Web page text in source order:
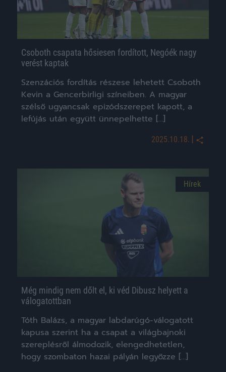
Csoboth csapata hősiesen fordított, Negóék nagy
verést kaptak
Szenzációs fordítás részese lehetett Csoboth
Kevin a Gencerbirligi színeiben. A magyar
szélső ugyancsak epizódszerepet kapott, a
lefújás után együtt ünnepelhette […]
2025.10.18. |
Hírek
Még mindig nem dőlt el, ki véd Dibusz helyett a
válogatottban
Tóth Balázs, a magyar labdarúgó-válogatott
kapusa szerint ha a csapat a világbajnoki
szereplésről álmodozik, elengedhetetlen,
hogy szombaton hazai pályán legyőzze […]